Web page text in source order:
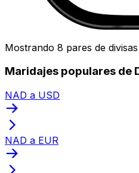
Mostrando 8 pares de
Maridajes populares de
NAD a USD
NAD a EUR